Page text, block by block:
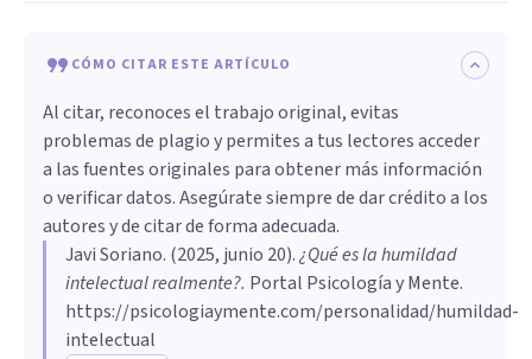
CÓMO CITAR ESTE ARTÍCULO
Al citar, reconoces el trabajo original, evitas
problemas de plagio y permites a tus lectores acceder
a las fuentes originales para obtener más información
o verificar datos. Asegúrate siempre de dar crédito a los
autores y de citar de forma adecuada.
Javi Soriano. (2025, junio 20).¿Qué es la humildad
intelectual realmente?. Portal Psicología y Mente.
https://psicologiaymente.com/personalidad/humildad-
intelectual